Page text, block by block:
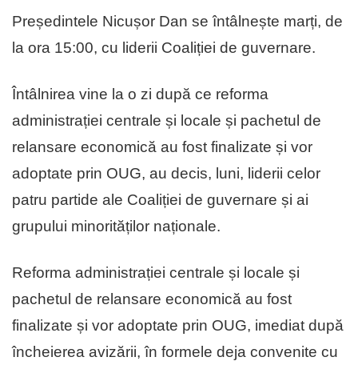
Președintele Nicușor Dan se întâlnește marți, de
la ora 15:00, cu liderii Coaliției de guvernare.
Întâlnirea vine la o zi după ce reforma
administrației centrale și locale și pachetul de
relansare economică au fost finalizate și vor
adoptate prin OUG, au decis, luni, liderii celor
patru partide ale Coaliției de guvernare și ai
grupului minorităților naționale.
Reforma administrației centrale și locale și
pachetul de relansare economică au fost
finalizate și vor adoptate prin OUG, imediat după
încheierea avizării, în formele deja convenite cu